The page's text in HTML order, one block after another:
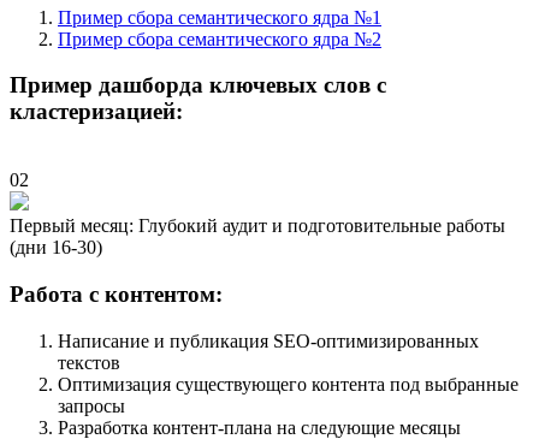
Пример сбора семантического ядра №1
Пример сбора семантического ядра №2
Пример дашборда ключевых слов с
кластеризацией:
02
Первый месяц: Глубокий аудит и подготовительные работы
(дни 16-30)
Работа с контентом:
Написание и публикация SEO-оптимизированных
текстов
Оптимизация существующего контента под выбранные
запросы
Разработка контент-плана на следующие месяцы